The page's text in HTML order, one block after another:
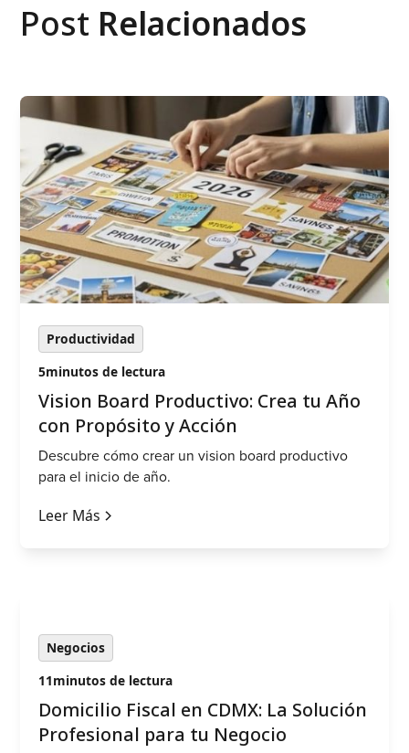
Post Relacionados
Productividad
5minutos de lectura
‍Vision Board Productivo: Crea tu Año
con Propósito y Acción
Descubre cómo crear un vision board productivo
para el inicio de año.
Leer Más
Negocios
11minutos de lectura
Domicilio Fiscal en CDMX: La Solución
Profesional para tu Negocio